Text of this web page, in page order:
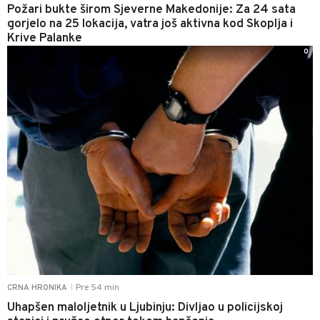
Požari bukte širom Sjeverne Makedonije: Za 24 sata
gorjelo na 25 lokacija, vatra još aktivna kod Skoplja i
Krive Palanke
CRNA HRONIKA Pre 54 min
Uhapšen maloljetnik u Ljubinju: Divljao u policijskoj
0